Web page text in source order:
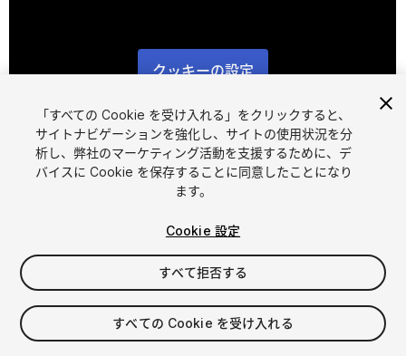
クッキーの設定
FREE
35viewsin the past week
「すべての Cookie を受け入れる」をクリックすると、
サイトナビゲーションを強化し、サイトの使用状況を分
析し、弊社のマーケティング活動を支援するために、デ
バイスに Cookie を保存することに同意したことになり
ます。
Cookie 設定
すべて拒否する
すべての Cookie を受け入れる